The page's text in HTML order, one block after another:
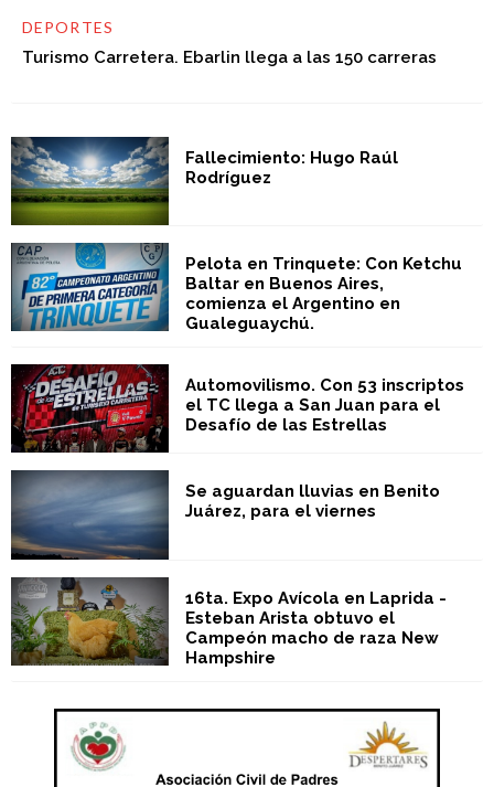
DEPORTES
Turismo Carretera. Ebarlin llega a las 150 carreras
Fallecimiento: Hugo Raúl
Rodríguez
Pelota en Trinquete: Con Ketchu
Baltar en Buenos Aires,
comienza el Argentino en
Gualeguaychú.
Automovilismo. Con 53 inscriptos
el TC llega a San Juan para el
Desafío de las Estrellas
Se aguardan lluvias en Benito
Juárez, para el viernes
16ta. Expo Avícola en Laprida -
Esteban Arista obtuvo el
Campeón macho de raza New
Hampshire